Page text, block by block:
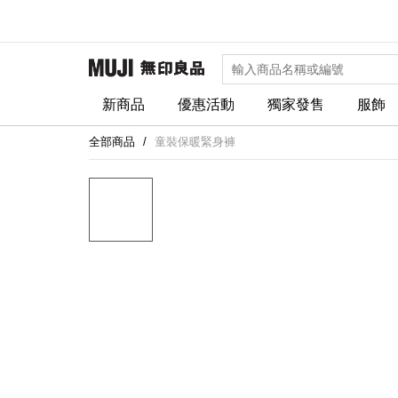
新商品 優惠活動 獨家發售 服飾
全部商品 童裝保暖緊身褲